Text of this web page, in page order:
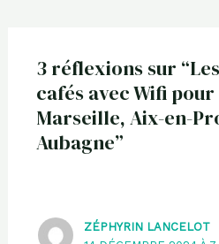
3 réflexions sur
cafés avec Wifi
Marseille, Aix-en-
Aubagne”
ZÉPHYRIN LANCELOT